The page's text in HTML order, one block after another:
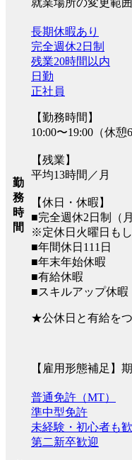
就業場所の変更範
勤
務
時
間
長期休暇あり
完全週休2日制
残業20時間以内
日勤
正社員
【勤務時間】
10:00〜19:00（休憩
【残業】
平均13時間／月
【休日・休暇】
■完全週休2日制（
※定休日火曜日も
■年間休日111日
■年末年始休暇
■有給休暇
■スキルアップ休暇
★公休日と有給を
【雇用形態補足】
普通免許（MT）
準中型免許
未経験・初心者も
第二新卒歓迎